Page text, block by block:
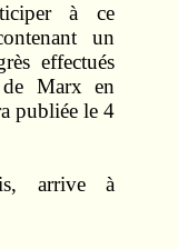
à ce
un
effectués
de Marx en
publiée le 4
arrive à